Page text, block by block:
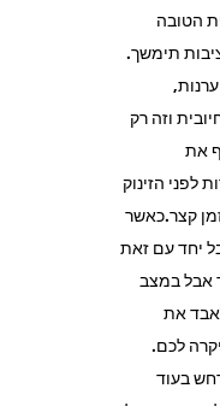
הטובה
תימשך.
וזה רק
את
ה-1340 נקודות לפני הזינוק
קצר.כאשר
יחד עם זאת
אבל במצב
את
לכם.
בעוד